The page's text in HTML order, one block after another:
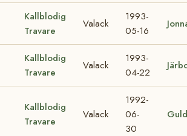
Kallblodig
Travare
Valack
1993-
05-16
Kallblodig
Travare
Valack
1993-
04-22
Kallblodig
Travare
Valack
1992-
06-
30